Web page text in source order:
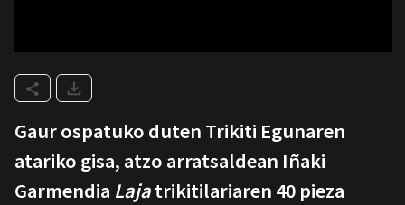
Gaur ospatuko duten Trikiti Egunaren
atariko gisa, atzo arratsaldean Iñaki
Garmendia Lajatrikitilariaren 40 pieza